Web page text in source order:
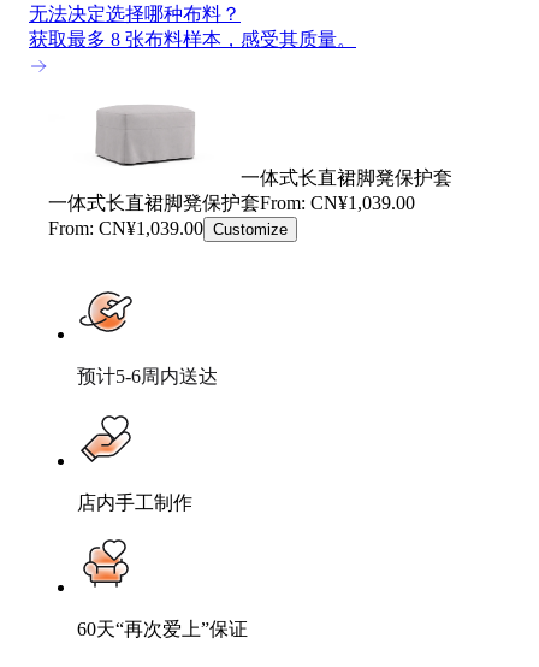
无法决定选择哪种布料？
获取最多 8 张布料样本，感受其质量。
一体式长直裙脚凳保护套
一体式长直裙脚凳保护套From: CN¥1,039.00
From: CN¥1,039.00 Customize
预计5-6周内送达
店内手工制作
60天“再次爱上”保证